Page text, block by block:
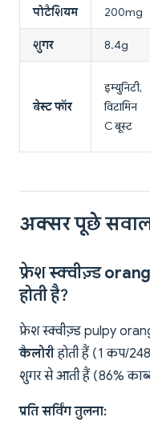
पोटैशियम 200mg
शुगर 8.4g
बेस्ट फॉर
इम्युनिटी,
विटामिन
C बूस्ट
अक्सर पूछे
फ्रेश स्क्वीज़्ड
होती है?
फ्रेश स्क्वीज़्ड pulpy
कैलोरीहोती हैं (1 कप/
शुगर से आती हैं (86%
प्रति सर्विंग तुलना: